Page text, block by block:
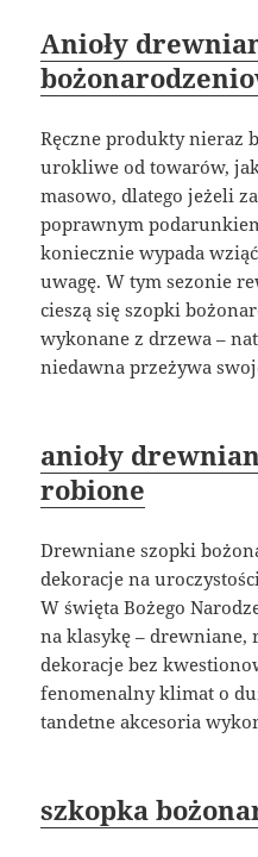
Anioły
Ręczne produkty nieraz
urokliwe od towarów,
masowo, dlatego jeżeli
poprawnym
koniecznie wypada
uwagę. W tym sezonie
cieszą się szopki
wykonane z drzewa –
niedawna przeżywa
anioły
robione
Drewniane szopki
dekoracje na
W święta Bożego
na klasykę – drewniane,
dekoracje bez
fenomenalny klimat o
tandetne akcesoria
szkopka